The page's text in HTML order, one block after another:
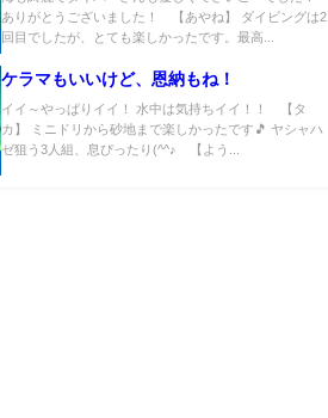
ありがとうございました！ 【あやね】 ダイビングは2
回目でしたが、とても楽しかったです。最高...
ケラマもいいけど、恩納もね！
イイ～やっぱりイイ！ 水中は気持ちイイ！！ 【タ
カ】 ミニドリから砂地まで楽しかったです🎵 ヤシャハ
ゼ狙う3人組、息ぴったり(^^♪ 【よう...